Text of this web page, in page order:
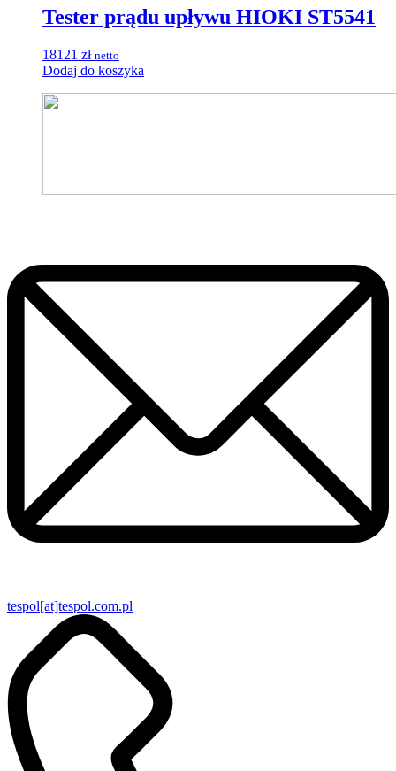
Tester prądu upływu HIOKI ST5541
18121 zł netto
Dodaj do koszyka
tespol[at]tespol.com.pl